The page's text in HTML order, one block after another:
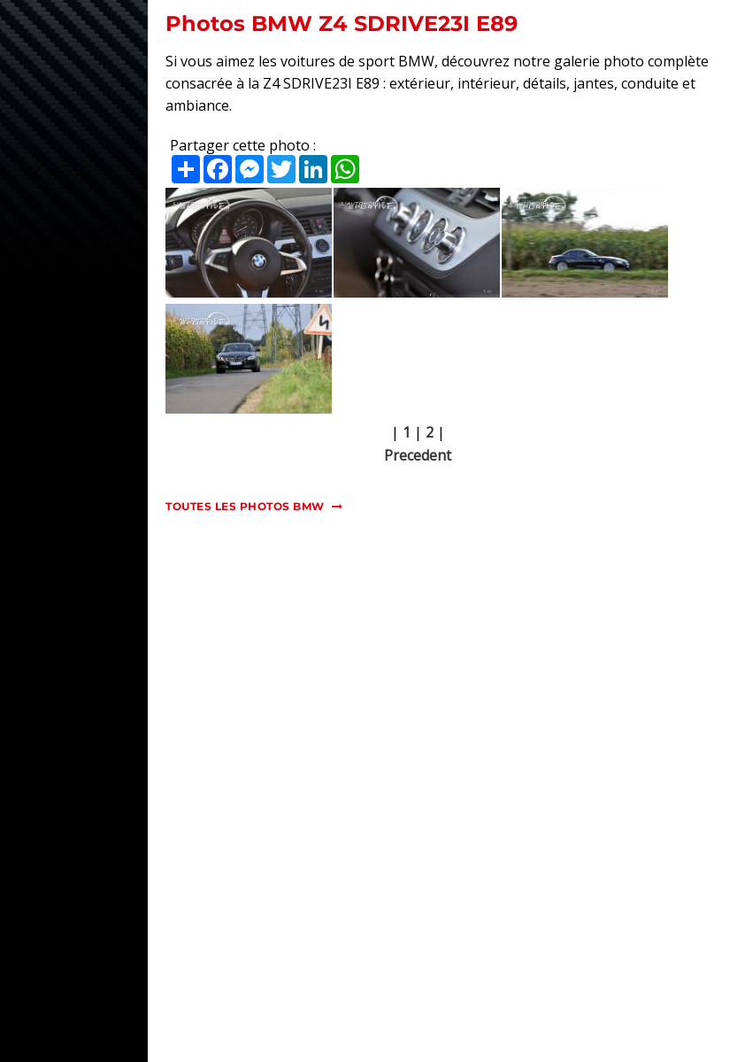
Photos BMW Z4 SDRIVE23I E89
Si vous aimez les voitures de sport BMW, découvrez notre galerie photo complète
consacrée à la Z4 SDRIVE23I E89 : extérieur, intérieur, détails, jantes, conduite et
ambiance.
Partager cette photo :
PartagerFacebookMessenger
TwitterLinkedIn
| 1 | 2|
Precedent
TOUTES LES PHOTOS BMW